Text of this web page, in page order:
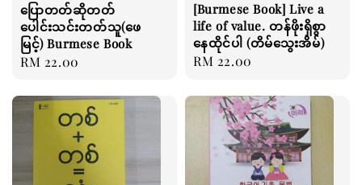
ပြောတတ်ဆိုတတ်
ပေါင်းသင်းတတ်သူ(ဖေ
မြင့်) Burmese Book
Regular
RM 22.00
[Burmese Book] Live a
life of value. တန်ဖိုးရှိစွာ
နေထိုင်ပါ (တိမ်သွေးအိမ်)
Regular
RM 22.00